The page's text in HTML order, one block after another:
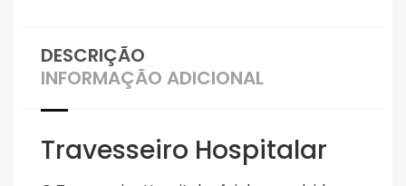
DESCRIÇÃO
INFORMAÇÃO ADICIONAL
Travesseiro Hospitalar